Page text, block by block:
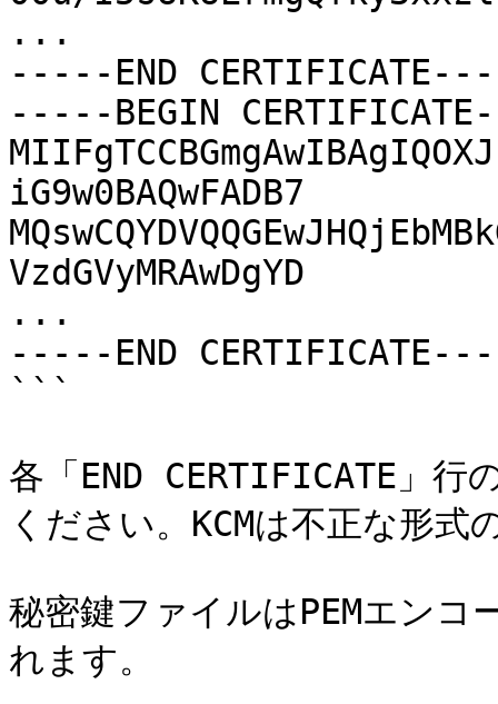
...
-----END
-----BEGIN
iG9w0BAQwFADB7
VzdGVyMRAwDgYD
...
-----END
```
各「END CERTIFICATE」行
ください。KCMは不正な形式
秘密鍵ファイルはPEMエンコ
れます。